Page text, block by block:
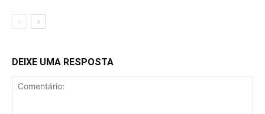
DEIXE UMA RESPOSTA